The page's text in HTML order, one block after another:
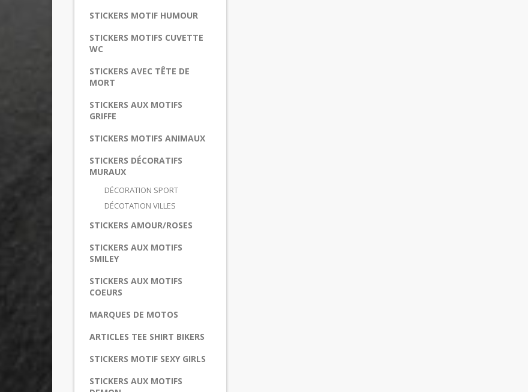
STICKERS MOTIF HUMOUR
STICKERS MOTIFS CUVETTE
WC
STICKERS AVEC TÊTE DE
MORT
STICKERS AUX MOTIFS
GRIFFE
STICKERS MOTIFS ANIMAUX
STICKERS DÉCORATIFS
MURAUX
DÉCORATION SPORT
DÉCOTATION VILLES
STICKERS AMOUR/ROSES
STICKERS AUX MOTIFS
SMILEY
STICKERS AUX MOTIFS
COEURS
MARQUES DE MOTOS
ARTICLES TEE SHIRT BIKERS
STICKERS MOTIF SEXY GIRLS
STICKERS AUX MOTIFS